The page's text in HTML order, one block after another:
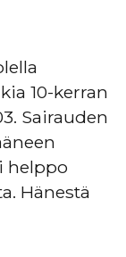
10-kerran
Sairauden
helppo
Hänestä